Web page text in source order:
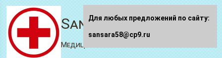
Sansara58.ru
Медицинский портал
Для любых предложений по сайту:
sansara58@cp9.ru